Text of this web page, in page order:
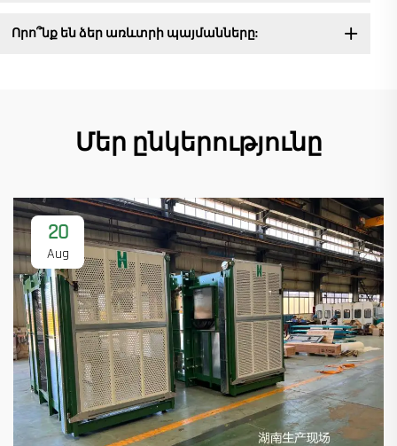
Որո՞նք են ձեր առևտրի պայմանները:
Մեր ընկերությունը
20
Aug